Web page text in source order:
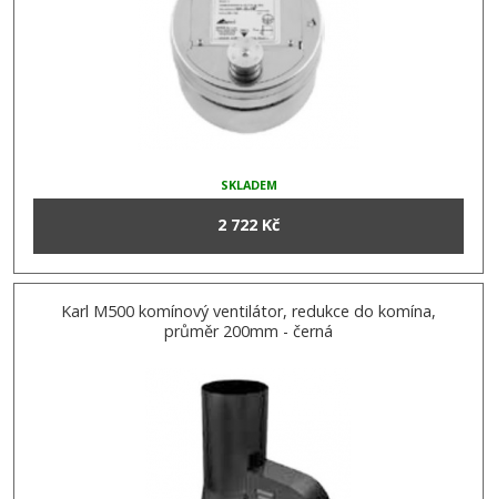
SKLADEM
2 722 Kč
Karl M500 komínový ventilátor, redukce do komína,
průměr 200mm - černá